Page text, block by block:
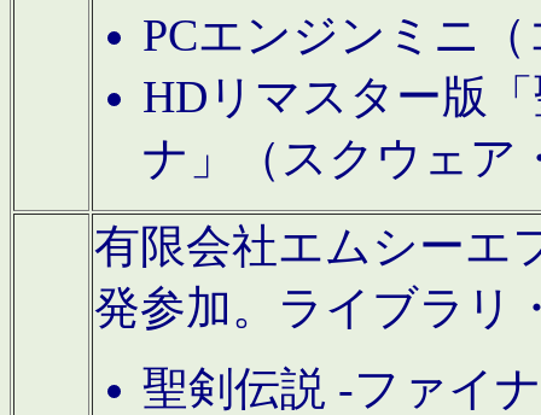
PCエンジンミニ
HDリマスター版
ナ」（スクウェア
有限会社エムシーエ
発参加。ライブラリ
聖剣伝説 -ファイ